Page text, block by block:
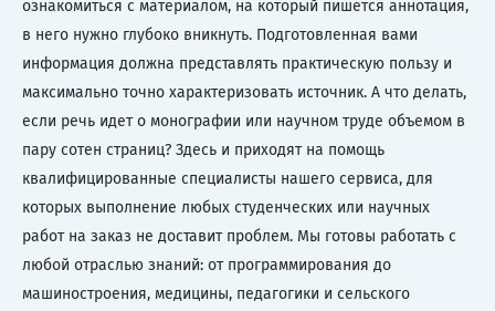
ознакомиться с материалом, на который пишется аннотация,
в него нужно глубоко вникнуть. Подготовленная вами
информация должна представлять практическую пользу и
максимально точно характеризовать источник. А что делать,
если речь идет о монографии или научном труде объемом в
пару сотен страниц? Здесь и приходят на помощь
квалифицированные специалисты нашего сервиса, для
которых выполнение любых студенческих или научных
работ на заказ не доставит проблем. Мы готовы работать с
любой отраслью знаний: от программирования до
машиностроения, медицины, педагогики и сельского